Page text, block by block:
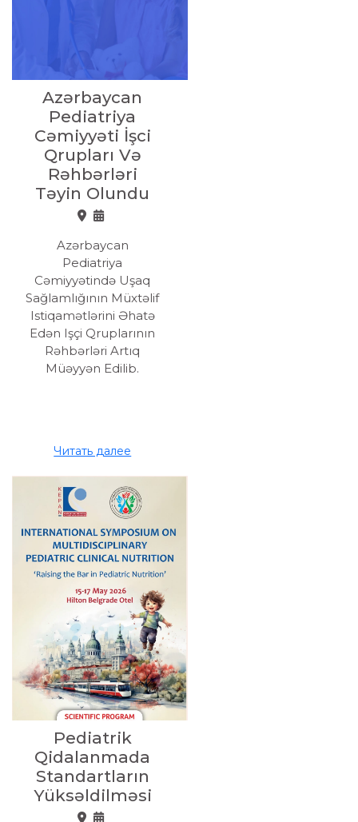
Azərbaycan
Pediatriya
Cəmiyyəti İşci
Qrupları Və
Rəhbərləri
Təyin Olundu
Azərbaycan
Pediatriya
Cəmiyyətində Uşaq
Sağlamlığının Müxtəlif
Istiqamətlərini Əhatə
Edən Işçi Qruplarının
Rəhbərləri Artıq
Müəyyən Edilib.
Читать далее
Pediatrik
Qidalanmada
Standartların
Yüksəldilməsi